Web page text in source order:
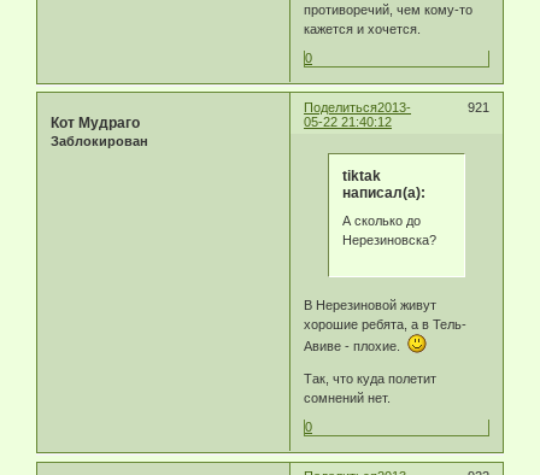
противоречий, чем кому-то
кажется и хочется.
0
Поделиться 921
2013-
05-22 21:40:12
Кот Мудраго
Заблокирован
tiktak
написал(а):
А сколько до
Нерезиновска?
В Нерезиновой живут
хорошие ребята, а в Тель-
Авиве - плохие.
Так, что куда полетит
сомнений нет.
0